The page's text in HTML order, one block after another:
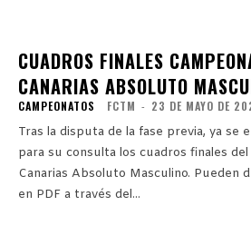
CUADROS FINALES
CANARIAS ABSOLUTO
CAMPEONATOS FCTM - 23 DE MAYO DE
Tras la disputa de la fase previa, ya se
para su consulta los cuadros finales
Canarias Absoluto Masculino. Pueden
en PDF a través del...